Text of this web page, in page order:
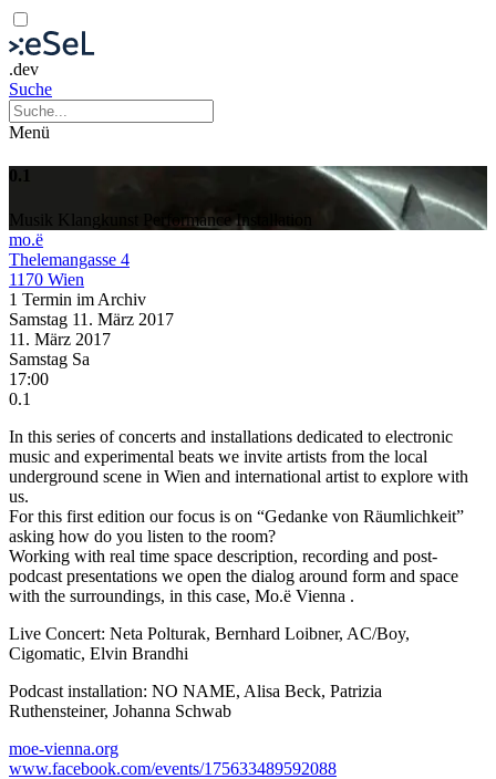
.dev
Suche
Menü
0.1
Musik Klangkunst PerformanceInstallation
mo.ë
Thelemangasse 4
1170 Wien
1 Termin im Archiv
Samstag 11. März 2017
11. März 2017
Samstag Sa
17:00
0.1
In this series of concerts and installations dedicated to electronic
music and experimental beats we invite artists from the local
underground scene in Wien and international artist to explore with
us.
For this first edition our focus is on “Gedanke von Räumlichkeit”
asking how do you listen to the room?
Working with real time space description, recording and post-
podcast presentations we open the dialog around form and space
with the surroundings, in this case, Mo.ë Vienna .
Live Concert: Neta Polturak, Bernhard Loibner, AC/Boy,
Cigomatic, Elvin Brandhi
Podcast installation: NO NAME, Alisa Beck, Patrizia
Ruthensteiner, Johanna Schwab
moe-vienna.org
www.facebook.com/events/175633489592088